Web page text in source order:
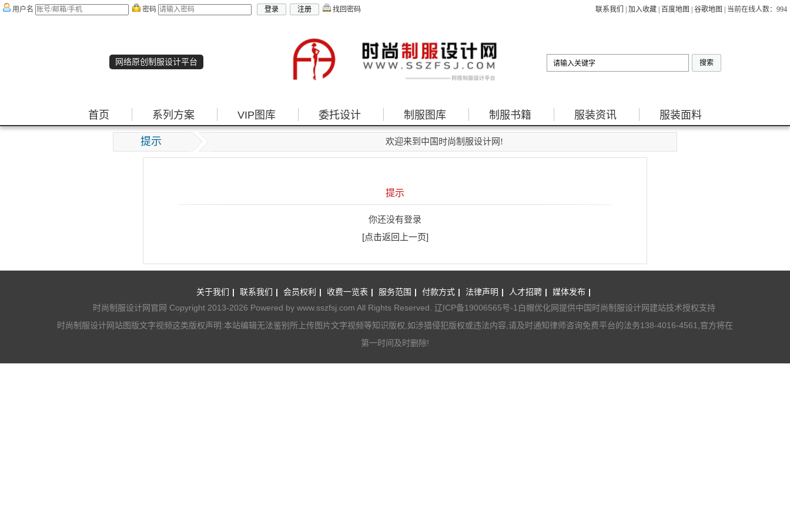
用户名 密码 找回密码 联系我们 加入收藏 百度地图 谷歌地图 | 当前在线人数： 994
网络原创制服设计平台
首页 系列方案 VIP图库 委托设计 制服图库 制服书籍 服装资讯 服装面料
提示 欢迎来到中国时尚制服设计网!
提示
你还没有登录
[点击返回上一页]
关于我们 | 联系我们 | 会员权利 | 收费一览表 | 服务范围 | 付款方式 | 法律声明 | 人才招聘 | 媒体发布 |
时尚制服设计网官网 Copyright 2013-2026 Powered by www.sszfsj.com All Rights Reserved. 辽ICP备19006565号-1白帽优化网提供中国时尚制服设计网建站技术授权支持
时尚制服设计网站图版文字视频这类版权声明:本站编辑无法鉴别所上传图片文字视频等知识版权,如涉猎侵犯版权或违法内容,请及时通知律师咨询免费平台的法务138-4016-4561,官方将在
第一时间及时删除!